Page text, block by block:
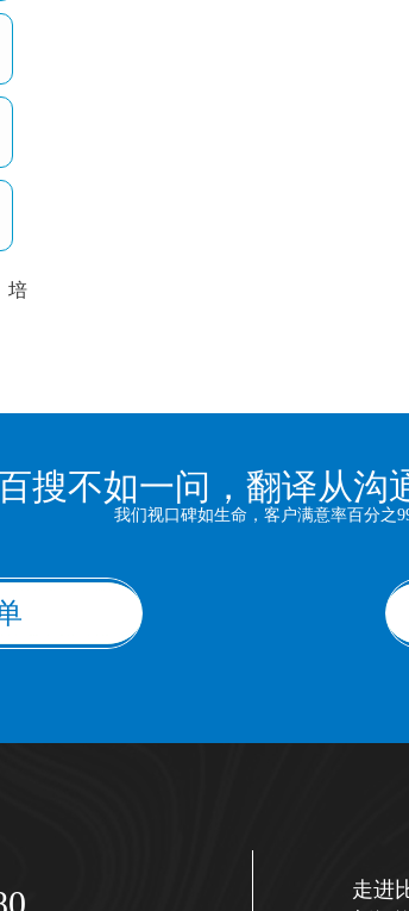
培
搜不如一问，翻译从沟
我们视口碑如生命，客户满意率百分之
走进